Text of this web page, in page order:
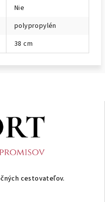
Nie
polypropylén
38 cm
cestovateľov.